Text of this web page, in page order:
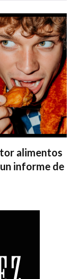
alimentos
informe de